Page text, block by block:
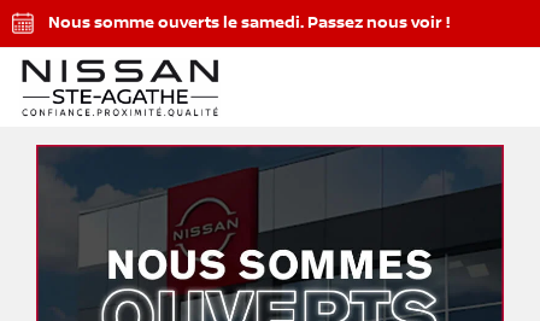
Nous somme ouverts le samedi. Passez nous voir !